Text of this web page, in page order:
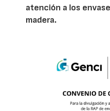
atención a los
madera.